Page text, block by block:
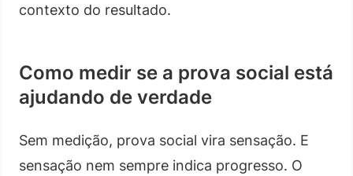
contexto do resultado.
Como medir se a prova social está
ajudando de verdade
Sem medição, prova social vira sensação. E
sensação nem sempre indica progresso. O